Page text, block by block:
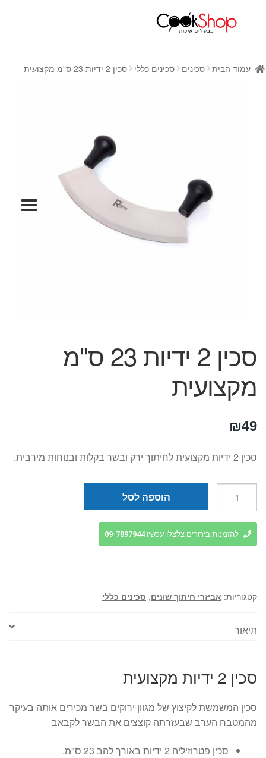
חנות
אחסון למטבח
מאמרים
עגלת קניות
תשלום
עמוד הבית סכינים סכינים כללי סכין 2 ידיות 23 ס"מ מקצועית
סכין 2 ידיות 23 ס"מ
מקצועית
₪49
סכין 2 ידיות מקצועית לחיתוך ירק ובשר בקלות ובנוחות מירבית.
סכין
ידיות
מקצועית
הוספה לסל
להזמנות בירורים צלצלו עכשיו 09-7897944
קטגוריות: אביזרי חיתוך שונים, סכינים כללי
תיאור
סכין 2 ידיות מקצועית
סכין המשמשת לקיצוץ של מגוון ירוקים בשר מכירים אותה בעיקר
מהמטבח הערב שבעזרתה קוצצים את הבשר לקבאב
סכין פטרוזיליה 2 ידיות באורך להב 23 ס"מ.